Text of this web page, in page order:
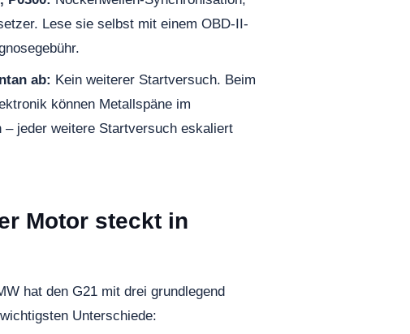
Lese sie selbst mit einem OBD-II-
ab: Kein weiterer Startversuch. Beim
können Metallspäne im
jeder weitere Startversuch eskaliert
Motor steckt in
hat den G21 mit drei grundlegend
Unterschiede: